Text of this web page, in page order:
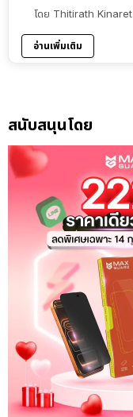
โดย Thitirath Kinaret
อ่านเพิ่มเติม
สนับสนุนโดย